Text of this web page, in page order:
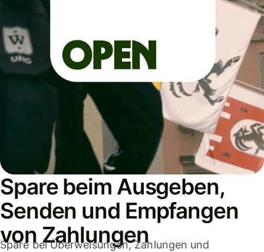
Spare beim Ausgeben,
Senden und Empfangen
von Zahlungen
Spare bei Überweisungen, Zahlungen und